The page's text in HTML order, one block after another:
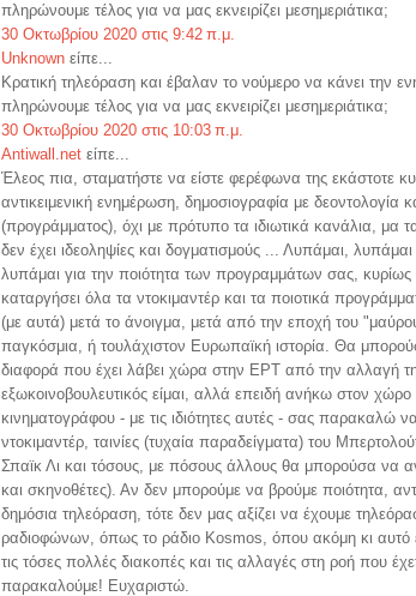
πληρώνουμε τέλος για να μας εκνειρίζει μεσημεριάτικα;
30 Οκτωβρίου 2020 στις 9:42 π.μ.
Unknown είπε...
Κρατική τηλεόραση και έβαλαν το νούμερο να κάνει την
πληρώνουμε τέλος για να μας εκνειρίζει μεσημεριάτικα;
30 Οκτωβρίου 2020 στις 10:03 π.μ.
Antiwall.net είπε...
Έλεος πια, σταματήστε να είστε φερέφωνα της εκάστοτε
αντικειμενική ενημέρωση, δημοσιογραφία με δεοντολογία
(προγράμματος), όχι με πρότυπο τα ιδιωτικά κανάλια, μα
δεν έχει ιδεοληψίες και δογματισμούς ... Λυπάμαι,
λυπάμαι για την ποιότητα των προγραμμάτων σας,
καταργήσει όλα τα ντοκιμαντέρ και τα ποιοτικά
(με αυτά) μετά το άνοιγμα, μετά από την εποχή του
παγκόσμια, ή τουλάχιστον Ευρωπαϊκή ιστορία. Θα
διαφορά που έχει λάβει χώρα στην ΕΡΤ από την αλλαγή
εξωκοινοβουλευτικός είμαι, αλλά επειδή ανήκω στον
κινηματογράφου - με τις ιδιότητες αυτές - σας παρακαλώ
ντοκιμαντέρ, ταινίες (τυχαία παραδείγματα) του
Σπαϊκ Λι και τόσους, με πόσους άλλους θα μπορούσα να
και σκηνοθέτες). Αν δεν μπορούμε να βρούμε ποιότητα,
δημόσια τηλεόραση, τότε δεν μας αξίζει να έχουμε
ραδιοφώνων, όπως το ράδιο Kosmos, όπου ακόμη κι αυτό
τις τόσες πολλές διακοπές και τις αλλαγές στη ροή που
παρακαλούμε! Ευχαριστώ.